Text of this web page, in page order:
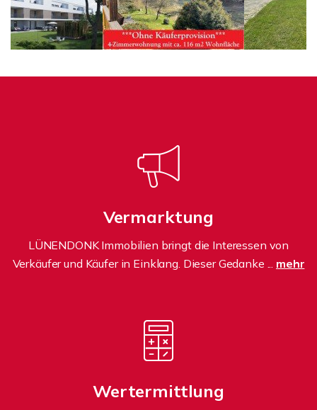
Vermarktung
LÜNENDONK Immobilien bringt die Interessen von
Verkäufer und Käufer in Einklang. Dieser Gedanke ... mehr
Wertermittlung